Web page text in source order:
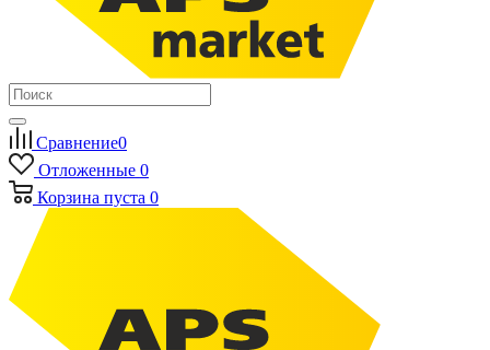
Сравнение0
Отложенные 0
Корзина пуста 0